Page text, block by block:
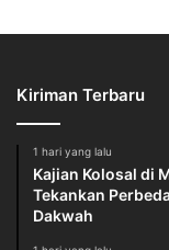
Kiriman Terbaru
1 hari yang lalu
Kajian Kolosal di
Tekankan
Dakwah